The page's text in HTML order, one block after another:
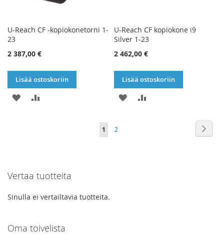
U-Reach CF -kopiokonetorni 1-
23
2 387,00 €
Lisää ostoskoriin
LISÄÄ
U-Reach CF kopiokone i9
Silver 1-23
2 462,00 €
Lisää ostoskoriin
LISÄÄ
Sivu
You're
1 Sivu
2
Vertaa tuotteita
Sinulla ei vertailtavia tuotteita.
Oma toivelista